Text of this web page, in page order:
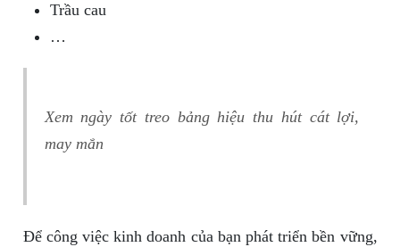
Trầu cau
…
Xem ngày tốt treo bảng hiệu thu hút cát lợi,
may mắn
Để công việc kinh doanh của bạn phát triển bền vững,